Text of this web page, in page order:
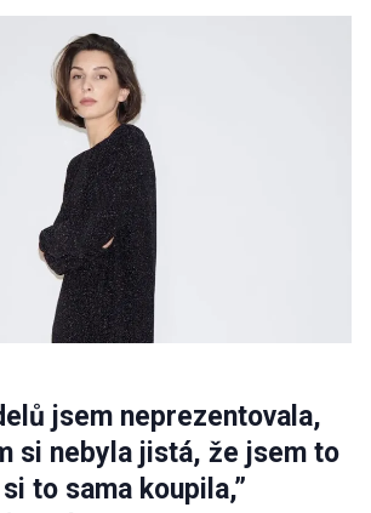
jsem neprezentovala,
si nebyla jistá, že jsem to
to sama koupila,”